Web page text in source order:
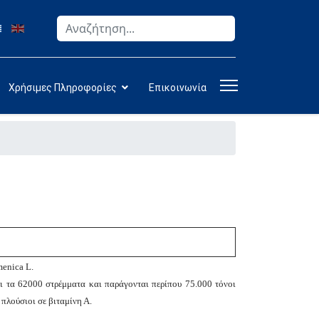
Αναζήτηση
Χρήσιμες Πληροφορίες Επικοινωνία
L.
62000 στρέμματα και παράγονται περίπου 75.000 τόνοι
σε βιταμίνη Α.